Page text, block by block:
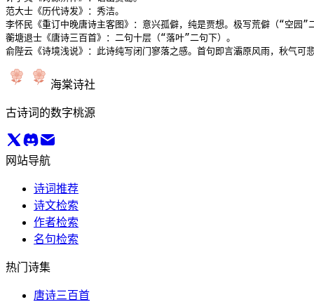
范大士《历代诗发》：秀洁。
李怀民《重订中晚唐诗主客图》：意兴孤僻，纯是贾想。极写荒僻（“空园”
蘅塘退士《唐诗三百首》：二句十层（“落叶”二句下）。
俞陛云《诗境浅说》：此诗纯写闭门寥落之感。首句即言灞原风雨，秋气
海棠诗社
古诗词的数字桃源
网站导航
诗词推荐
诗文检索
作者检索
名句检索
热门诗集
唐诗三百首